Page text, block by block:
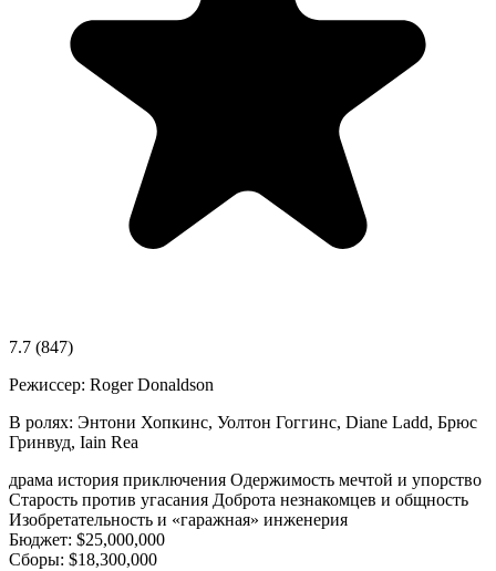
7.7 (847)
Режиссер: Roger Donaldson
В ролях: Энтони Хопкинс, Уолтон Гоггинс, Diane Ladd, Брюс
Гринвуд, Iain Rea
драма история приключения Одержимость мечтой и упорство
Старость против угасания Доброта незнакомцев и общность
Изобретательность и «гаражная» инженерия
Бюджет: $25,000,000
Сборы: $18,300,000